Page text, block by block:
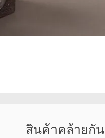
สินค้าคล้ายกัน